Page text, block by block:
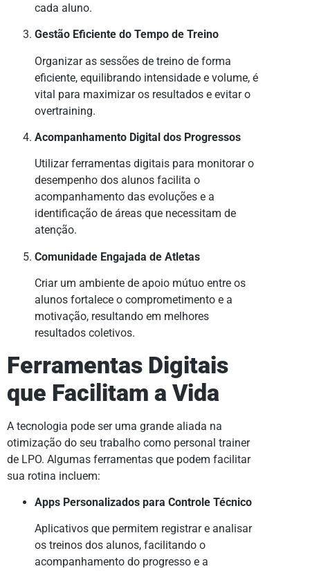
cada aluno.
Gestão Eficiente do Tempo de Treino
Organizar as sessões de treino de forma
eficiente, equilibrando intensidade e volume, é
vital para maximizar os resultados e evitar o
overtraining.
Acompanhamento Digital dos Progressos
Utilizar ferramentas digitais para monitorar o
desempenho dos alunos facilita o
acompanhamento das evoluções e a
identificação de áreas que necessitam de
atenção.
Comunidade Engajada de Atletas
Criar um ambiente de apoio mútuo entre os
alunos fortalece o comprometimento e a
motivação, resultando em melhores
resultados coletivos.
Ferramentas Digitais
que Facilitam a Vida
A tecnologia pode ser uma grande aliada na
otimização do seu trabalho como personal trainer
de LPO. Algumas ferramentas que podem facilitar
sua rotina incluem:
Apps Personalizados para Controle Técnico
Aplicativos que permitem registrar e analisar
os treinos dos alunos, facilitando o
acompanhamento do progresso e a